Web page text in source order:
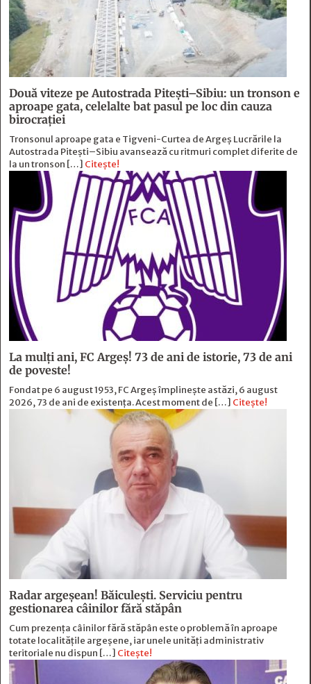
Două viteze pe Autostrada Piteşti–Sibiu: un tronson e
aproape gata, celelalte bat pasul pe loc din cauza
birocraţiei
Tronsonul aproape gata e Tigveni-Curtea de Argeș Lucrările la
Autostrada Pitești–Sibiu avansează cu ritmuri complet diferite de
la un tronson […] Citește!
La mulți ani, FC Argeș! 73 de ani de istorie, 73 de ani
de poveste!
Fondat pe 6 august 1953, FC Argeș împlinește astăzi, 6 august
2026, 73 de ani de existența. Acest moment de […] Citește!
Radar argeșean! Băiculeşti. Serviciu pentru
gestionarea câinilor fără stăpân
Cum prezența câinilor fără stăpân este o problemă în aproape
totate localitățile argeșene, iar unele unități administrativ
teritoriale nu dispun […] Citește!